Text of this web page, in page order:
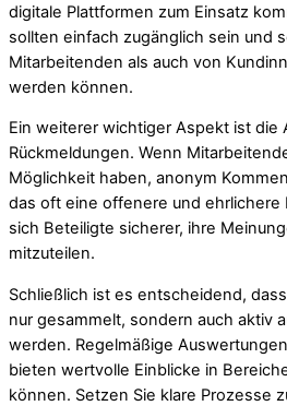
digitale Plattformen zum Einsatz
sollten einfach zugänglich sein und
Mitarbeitenden als auch von
werden können.
Ein weiterer wichtiger Aspekt ist die
Rückmeldungen. Wenn
Möglichkeit haben, anonym
das oft eine offenere und ehrlichere
sich Beteiligte sicherer, ihre
mitzuteilen.
Schließlich ist es entscheidend,
nur gesammelt, sondern auch aktiv
werden. Regelmäßige
bieten wertvolle Einblicke in
können. Setzen Sie klare Prozesse